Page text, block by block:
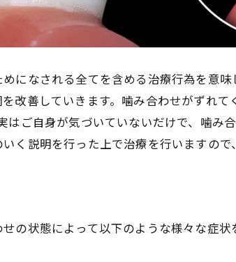
になされる全てを含める治療行為を意
改善していきます。噛み合わせがずれ
ご自身が気づいていないだけで、噛み
く説明を行った上で治療を行いますの
の状態によって以下のような様々な症状